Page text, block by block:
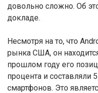
довольно сложно. Об
докладе.
Несмотря на то, что
рынка США, он
прошлом году его
процента и составляли
смартфонов. Это